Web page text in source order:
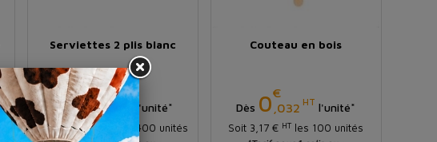
Serviettes 2 plis blanc
Prix
Dès0€
,020
HT l'unité*
Soit 48,99 € les 2400 unités
Couteau en bois
Dès 0€
,032 HT l'unité*
Soit 3,17 € HT les 100 unités